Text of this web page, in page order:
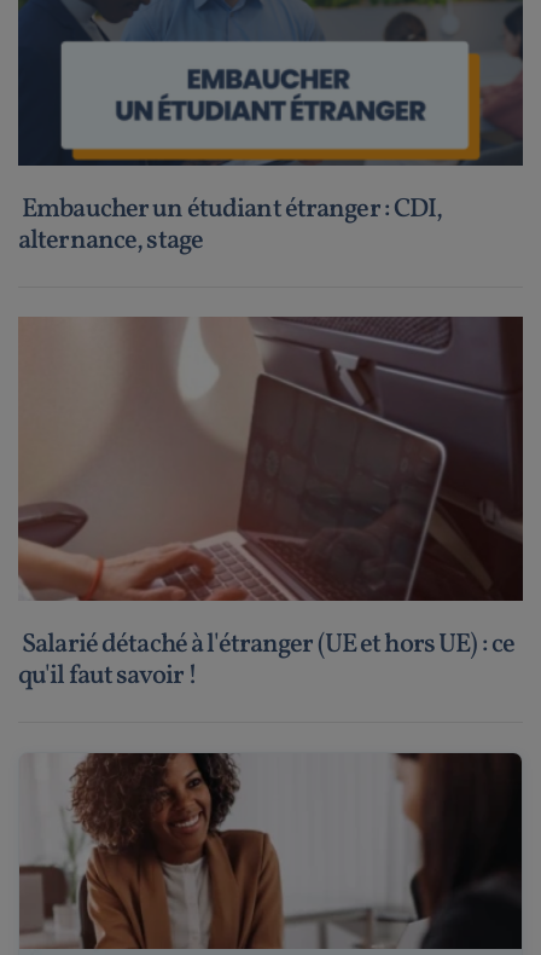
Embaucher un étudiant étranger : CDI,
alternance, stage
Salarié détaché à l'étranger (UE et hors UE) : ce
qu'il faut savoir !